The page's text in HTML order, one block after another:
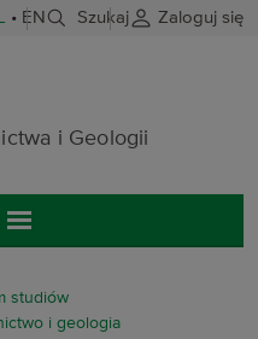
• EN Szukaj Zaloguj się
i Geologii
studiów
i geologia